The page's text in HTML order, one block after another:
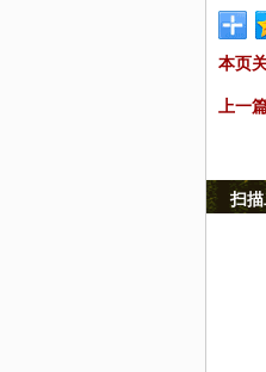
本页
上一
扫